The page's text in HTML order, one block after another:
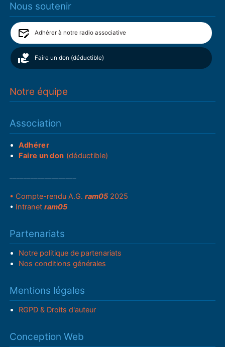
Nous soutenir
Adhérer à notre radio associative
Faire un don (déductible)
Notre équipe
Association
Adhérer
Faire un don (déductible)
• Compte-rendu A.G.ram05 2025
• Intranetram05
Partenariats
Notre politique de partenariats
Nos conditions générales
Mentions légales
RGPD & Droits d'auteur
Conception Web